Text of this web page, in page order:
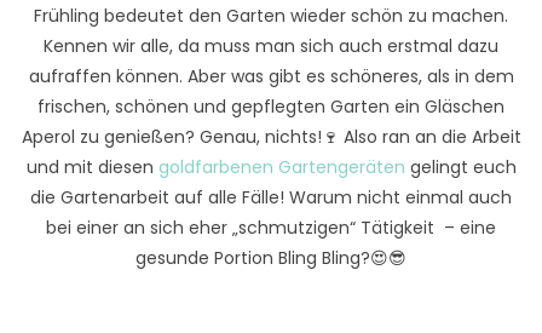
Frühling bedeutet den Garten wieder schön zu machen.
Kennen wir alle, da muss man sich auch erstmal dazu
aufraffen können. Aber was gibt es schöneres, als in dem
frischen, schönen und gepflegten Garten ein Gläschen
Aperol zu genießen? Genau, nichts!🍷 Also ran an die Arbeit
und mit diesen goldfarbenen Gartengeräten gelingt euch
die Gartenarbeit auf alle Fälle! Warum nicht einmal auch
bei einer an sich eher „schmutzigen“ Tätigkeit – eine
gesunde Portion Bling Bling?😍😎